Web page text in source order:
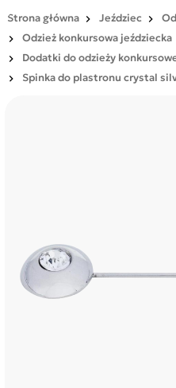
Strona główna Jeździec
Odzież konkursowa jeździecka
Dodatki do odzieży
Spinka do plastronu crystal